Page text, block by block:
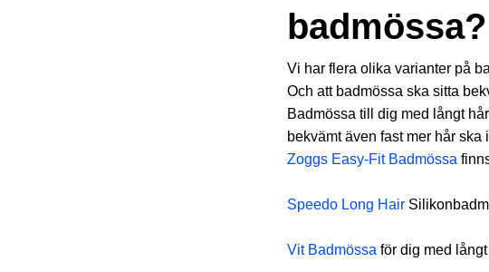
badmössa?
Vi har flera olika varianter på
Och att badmössa ska sitta
Badmössa till dig med långt
bekvämt även fast mer hår ska
Zoggs Easy-Fit Badmössa
Speedo Long Hair
Vit Badmössa för dig med